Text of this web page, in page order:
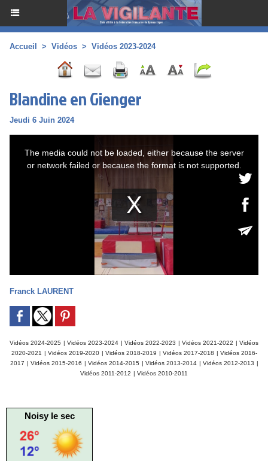
Accueil > Vidéos > Vidéos 2023-2024
Blandine en Gienger
Jeudi 6 Juin 2024
Franck LAURENT
Vidéos 2024-2025 | Vidéos 2023-2024 | Vidéos 2022-2023 | Vidéos 2021-2022 | Vidéos
2020-2021 | Vidéos 2019-2020 | Vidéos 2018-2019 | Vidéos 2017-2018 | Vidéos 2016-
2017 | Vidéos 2015-2016 | Vidéos 2014-2015 | Vidéos 2013-2014 | Vidéos 2012-2013 |
Vidéos 2011-2012 | Vidéos 2010-2011
Noisy le sec